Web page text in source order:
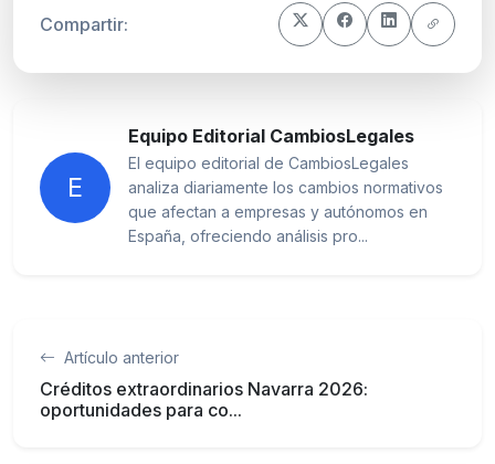
Compartir:
E
Equipo Editorial CambiosLegales
El equipo editorial de CambiosLegales
analiza diariamente los cambios normativos
que afectan a empresas y autónomos en
España, ofreciendo análisis pro...
Artículo anterior
Créditos extraordinarios Navarra 2026:
oportunidades para co...